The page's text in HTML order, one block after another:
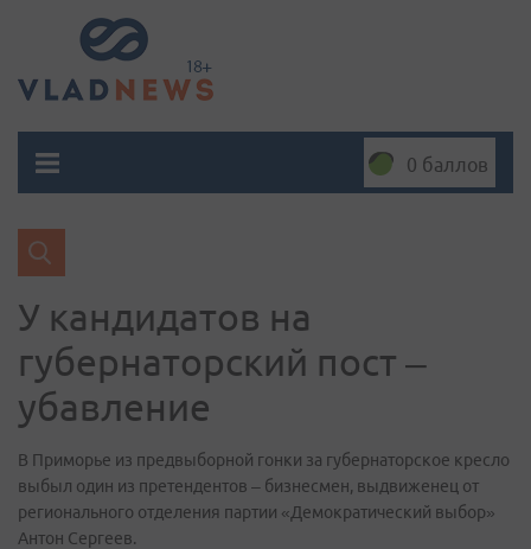
0 баллов
У кандидатов на
губернаторский пост –
убавление
В Приморье из предвыборной гонки за губернаторское кресло
выбыл один из претендентов – бизнесмен, выдвиженец от
регионального отделения партии «Демократический выбор»
Антон Сергеев.